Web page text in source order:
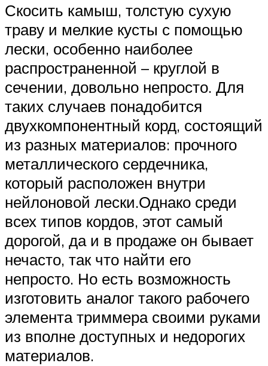
Скосить камыш, толстую сухую
траву и мелкие кусты с помощью
лески, особенно наиболее
распространенной – круглой в
сечении, довольно непросто. Для
таких случаев понадобится
двухкомпонентный корд, состоящий
из разных материалов: прочного
металлического сердечника,
который расположен внутри
нейлоновой лески.Однако среди
всех типов кордов, этот самый
дорогой, да и в продаже он бывает
нечасто, так что найти его
непросто. Но есть возможность
изготовить аналог такого рабочего
элемента триммера своими руками
из вполне доступных и недорогих
материалов.